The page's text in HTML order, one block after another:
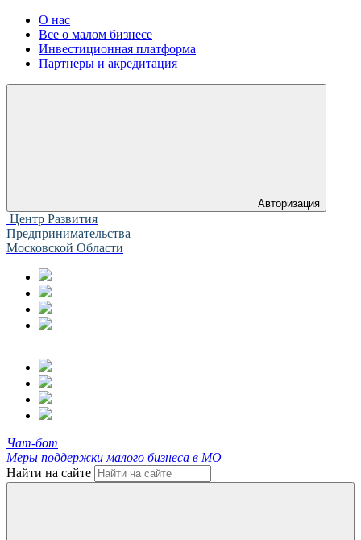
О нас
Все о малом бизнесе
Инвестиционная платформа
Партнеры и акредитация
Авторизация
Центр Развития
Предпринимательства
Московской Области
Чат-бот
Меры поддержки малого бизнеса в МО
Найти на сайте